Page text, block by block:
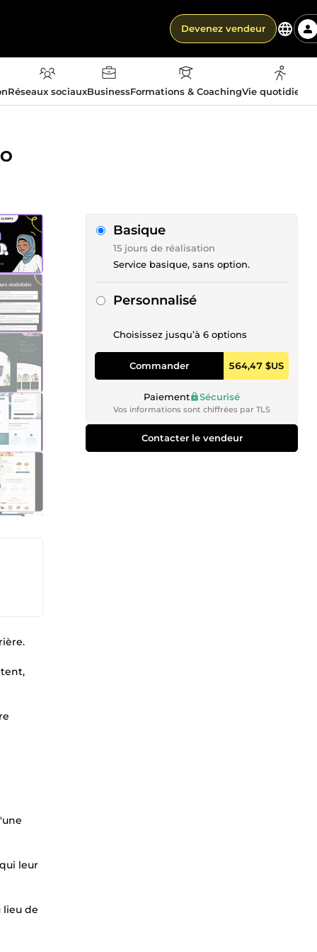
Devenez vendeur
Réseaux sociauxBusinessFormations & CoachingVie
leur
lieu de
Basique
15 jours de réalisation
Service basique, sans option.
Personnalisé
Choisissez jusqu’à 6 options
Commander 564,47 $US
Paiement Sécurisé
Vos informations sont chiffrées par TLS
Contacter le vendeur